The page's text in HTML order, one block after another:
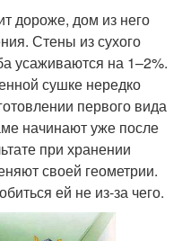
дороже, дом из него
Стены из сухого
усаживаются на 1–2%.
сушке нередко
первого вида
начинают уже после
при хранении
своей геометрии.
ей не из-за чего.